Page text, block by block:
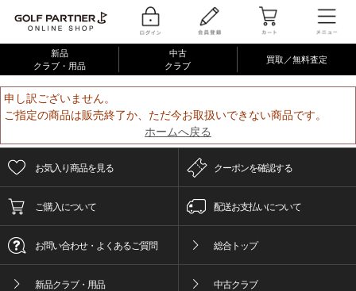
新品
クラブ・用品
中古
クラブ
買取／無料査定
申し訳ございません。
ご指定の商品は販売終了か、ただ今お取扱いできない商品です。
ホームへ戻る
お気入り商品を見る クーポンを確認する
ご購入について 配送お支払いについて
お問い合わせ・よくあるご質問 総合トップ
新品クラブ・用品 中古クラブ